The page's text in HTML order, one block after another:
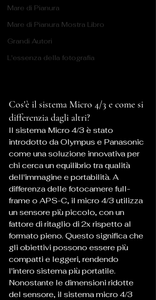
Mare di Pianura
Mare di Pianura Mostra Libro
Grandi Autori
L'essenza della fotografia
Cos'è il sistema Micro 4/3 e come si
differenzia dagli altri?
Il sistema Micro 4/3 è stato
introdotto da Olympus e Panasonic
come una soluzione innovativa per
chi cerca un equilibrio tra qualità
dell'immagine e portabilità. A
differenza delle fotocamere full-
frame o APS-C, il micro 4/3 utilizza
un sensore più piccolo, con un
fattore di ritaglio di 2x rispetto al
formato pieno. Questo significa che
gli obiettivi possono essere più
compatti e leggeri, rendendo
l'intero sistema più portatile.
Nonostante le dimensioni ridotte
del sensore, il sistema micro 4/3